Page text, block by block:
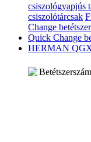
csiszológyapjús
csiszolótárcsak
Change
Quick Change
HERMAN